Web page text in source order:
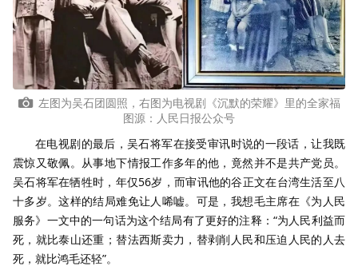
左图为吴石团圆照，右图为电视剧《沉默的荣耀》里的全家福
图源：人民日报公众号
在电视剧的最后，吴石将军在接受审讯时说的一段话，让我既
震惊又敬佩。从事地下情报工作多年的他，竟然并不是共产党员。
吴石将军在牺牲时，年仅56岁，而审讯他的谷正文在台湾生活至八
十多岁。这样的结局难免让人唏嘘。可是，我想毛主席在《为人民
服务》一文中的一句话为这个结局有了更好的注释：“为人民利益而
死，就比泰山还重；替法西斯卖力，替剥削人民和压迫人民的人去
死，就比鸿毛还轻”。